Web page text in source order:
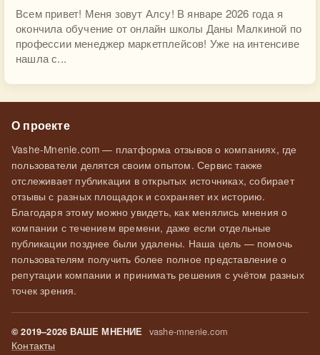
Всем привет! Меня зовут Алсу! В январе 2026 года я
окончила обучение от онлайн школы Даны Малкиной по
профессии менеджер маркетплейсов! Уже на интенсиве
нашла с...
О проекте
Vashe-Mnenie.com — платформа отзывов о компаниях, где
пользователи делятся своим опытом. Сервис также
отслеживает публикации в открытых источниках, собирает
отзывы с разных площадок и сохраняет их историю.
Благодаря этому можно увидеть, как менялись мнения о
компании с течением времени, даже если отдельные
публикации позднее были удалены. Наша цель — помочь
пользователям получить более полное представление о
репутации компании и принимать решения с учётом разных
точек зрения.
© 2019–2026 ВАШЕ МНЕНИЕ vashe-mnenie.com
Контакты